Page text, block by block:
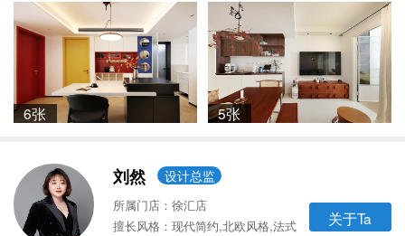
6张 5张
刘然 设计总监
所属门店：徐汇店
擅长风格：现代简约,北欧风格,法式
关于Ta